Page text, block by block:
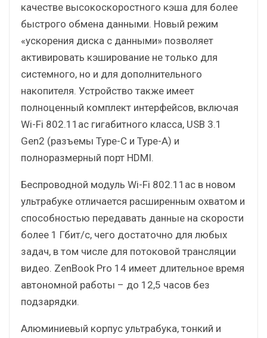
качестве высокоскоростного кэша для более
быстрого обмена данными. Новый режим
«ускорения диска с данными» позволяет
активировать кэширование не только для
системного, но и для дополнительного
накопителя. Устройство также имеет
полноценный комплект интерфейсов, включая
Wi-Fi 802.11ac гигабитного класса, USB 3.1
Gen2 (разъемы Type-C и Type-A) и
полноразмерный порт HDMI.
Беспроводной модуль Wi-Fi 802.11ac в новом
ультрабуке отличается расширенным охватом и
способностью передавать данные на скорости
более 1 Гбит/с, чего достаточно для любых
задач, в том числе для потоковой трансляции
видео. ZenBook Pro 14 имеет длительное время
автономной работы – до 12,5 часов без
подзарядки.
Алюминиевый корпус ультрабука, тонкий и